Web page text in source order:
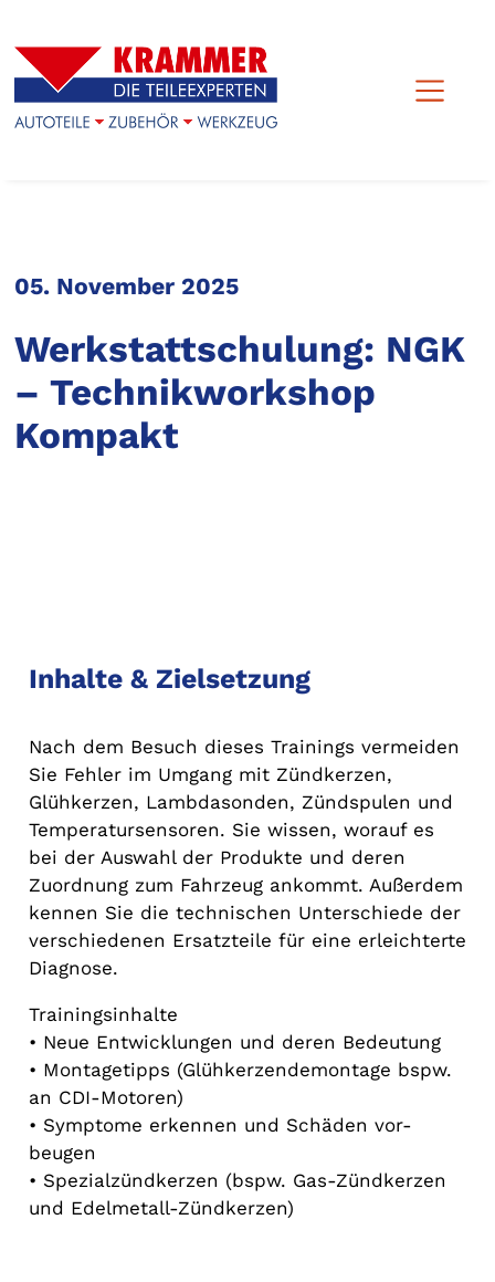
05. November 2025
Werkstattschulung: NGK
– Technikworkshop
Kompakt
Inhalte & Zielsetzung
Nach dem Besuch dieses Trainings vermeiden
Sie Fehler im Umgang mit Zündkerzen,
Glühkerzen, Lambdasonden, Zündspulen und
Temperatursensoren. Sie wissen, worauf es
bei der Auswahl der Produkte und deren
Zuordnung zum Fahrzeug ankommt. Außerdem
kennen Sie die technischen Unterschiede der
verschiedenen Ersatzteile für eine erleichterte
Diagnose.
Trainingsinhalte
• Neue Entwicklungen und deren Bedeutung
• Montagetipps (Glühkerzendemontage bspw.
an CDI-Motoren)
• Symptome erkennen und Schäden vor-
beugen
• Spezialzündkerzen (bspw. Gas-Zündkerzen
und Edelmetall-Zündkerzen)